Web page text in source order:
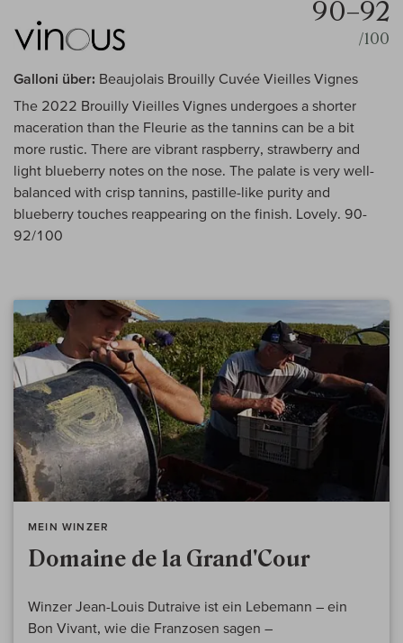
90–92
/100
Galloni über: Beaujolais Brouilly Cuvée Vieilles Vignes
The 2022 Brouilly Vieilles Vignes undergoes a shorter
maceration than the Fleurie as the tannins can be a bit
more rustic. There are vibrant raspberry, strawberry and
light blueberry notes on the nose. The palate is very well-
balanced with crisp tannins, pastille-like purity and
blueberry touches reappearing on the finish. Lovely. 90-
92/100
MEIN WINZER
Domaine de la Grand'Cour
Winzer Jean-Louis Dutraive ist ein Lebemann – ein
Bon Vivant, wie die Franzosen sagen –